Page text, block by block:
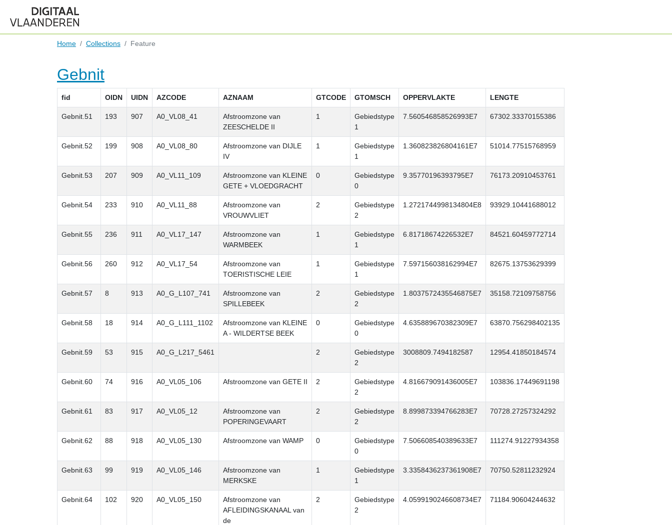
Home Collections Feature
Gebnit
fid OIDN UIDN AZCODE AZNAAM GTCODE GTOMSCH OPPERVLAKTE LENGTE
Gebnit.51 193 907 A0_VL08_41
Afstroomzone van
ZEESCHELDE II
1
Gebiedstype
1
7.560546858526993E7 67302.33370155386
Gebnit.52 199 908 A0_VL08_80
Afstroomzone van DIJLE
IV
1
Gebiedstype
1
1.360823826804161E7 51014.77515768959
Gebnit.53 207 909 A0_VL11_109
Afstroomzone van KLEINE
GETE + VLOEDGRACHT
0
Gebiedstype
0
9.35770196393795E7 76173.20910453761
Gebnit.54 233 910 A0_VL11_88
Afstroomzone van
VROUWVLIET
2
Gebiedstype
2
1.2721744998134804E8 93929.10441688012
Gebnit.55 236 911 A0_VL17_147
Afstroomzone van
WARMBEEK
1
Gebiedstype
1
6.81718674226532E7 84521.60459772714
Gebnit.56 260 912 A0_VL17_54
Afstroomzone van
TOERISTISCHE LEIE
1
Gebiedstype
1
7.597156038162994E7 82675.13753629399
Gebnit.57 8 913 A0_G_L107_741
Afstroomzone van
SPILLEBEEK
2
Gebiedstype
2
1.8037572435546875E7 35158.72109758756
Gebnit.58 18 914 A0_G_L111_1102
Afstroomzone van KLEINE
A - WILDERTSE BEEK
0
Gebiedstype
0
4.635889670382309E7 63870.756298402135
Gebnit.59 53 915 A0_G_L217_5461 2
Gebiedstype
2
3008809.7494182587 12954.41850184574
Gebnit.60 74 916 A0_VL05_106 Afstroomzone van GETE II 2
Gebiedstype
2
4.816679091436005E7 103836.17449691198
Gebnit.61 83 917 A0_VL05_12
Afstroomzone van
POPERINGEVAART
2
Gebiedstype
2
8.899873394766283E7 70728.27257324292
Gebnit.62 88 918 A0_VL05_130 Afstroomzone van WAMP 0
Gebiedstype
0
7.506608540389633E7 111274.91227934358
Gebnit.63 99 919 A0_VL05_146
Afstroomzone van
MERKSKE
1
Gebiedstype
1
3.3358436237361908E7 70750.52811232924
Gebnit.64 102 920 A0_VL05_150
Afstroomzone van
AFLEIDINGSKANAAL van
de
2
Gebiedstype
2
4.0599190246608734E7 71184.90604244632